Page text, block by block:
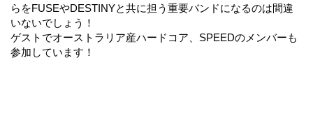
らをFUSEやDESTINYと共に担う重要バンドになるのは間違
いないでしょう！
ゲストでオーストラリア産ハードコア、SPEEDのメンバーも
参加しています！